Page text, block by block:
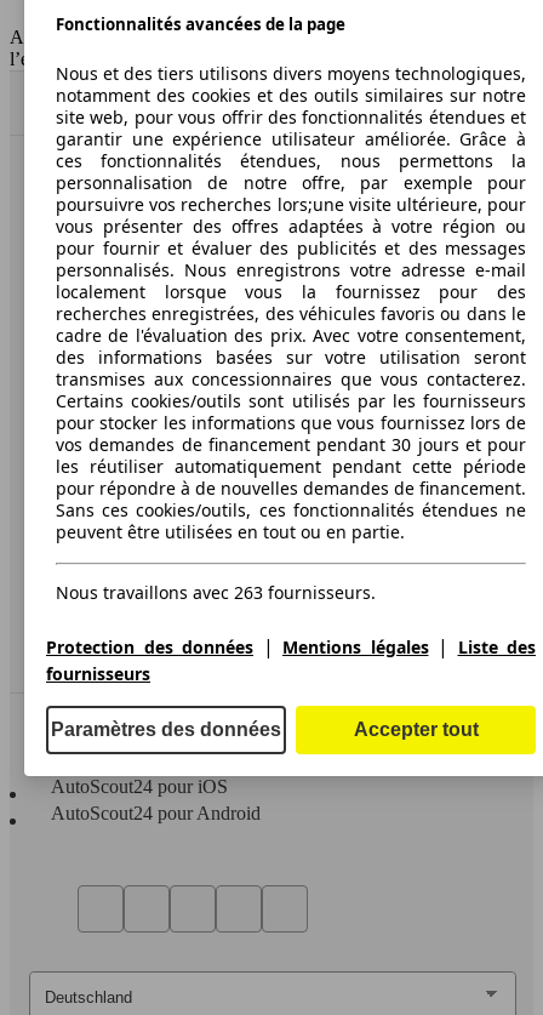
Capacité du réservoir
80 l
AutoScout24 Belgium SA décline toute responsabilité concernant
l’exactitude des informations fournies
Haut
AutoScout24: la plus grande plateforme en ligne de
voitures en Europe.
AutoScout24
A propos d'AutoScout24
Presse
Conditions d'utilisation
Informations légales
Protection des données
Media
Déclaration d'accessibilité
Espace Pro
Contact
AutoScout24 pour iOS
AutoScout24 pour Android
Fonctionnalités avancées de la page
Nous et des tiers utilisons divers moyens technologiques,
notamment des cookies et des outils similaires sur notre
site web, pour vous offrir des fonctionnalités étendues et
garantir une expérience utilisateur améliorée. Grâce à
ces fonctionnalités étendues, nous permettons la
personnalisation de notre offre, par exemple pour
poursuivre vos recherches lors;une visite ultérieure, pour
vous présenter des offres adaptées à votre région ou
pour fournir et évaluer des publicités et des messages
personnalisés. Nous enregistrons votre adresse e-mail
localement lorsque vous la fournissez pour des
recherches enregistrées, des véhicules favoris ou dans le
cadre de l'évaluation des prix. Avec votre consentement,
des informations basées sur votre utilisation seront
transmises aux concessionnaires que vous contacterez.
Certains cookies/outils sont utilisés par les fournisseurs
pour stocker les informations que vous fournissez lors de
vos demandes de financement pendant 30 jours et pour
les réutiliser automatiquement pendant cette période
pour répondre à de nouvelles demandes de financement.
Sans ces cookies/outils, ces fonctionnalités étendues ne
peuvent être utilisées en tout ou en partie.
Nous travaillons avec 263 fournisseurs.
Protection des données | Mentions légales|
Liste des
fournisseurs
Paramètres des données Accepter tout